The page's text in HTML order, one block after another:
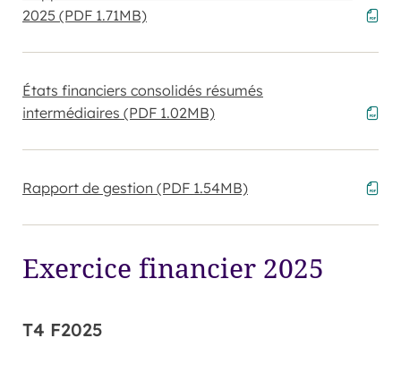
2025 (PDF 1.71MB)
États financiers consolidés résumés
intermédiaires (PDF 1.02MB)
Rapport de gestion (PDF 1.54MB)
Exercice financier 2025
T4 F2025